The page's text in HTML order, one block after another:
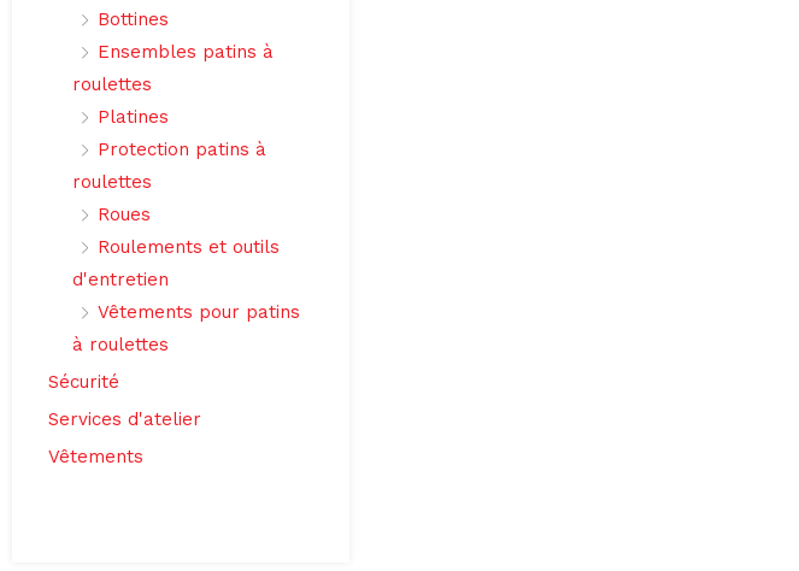
Bottines
Ensembles patins à
roulettes
Platines
Protection patins à
roulettes
Roues
Roulements et outils
d'entretien
Vêtements pour patins
à roulettes
Sécurité
Services d'atelier
Vêtements